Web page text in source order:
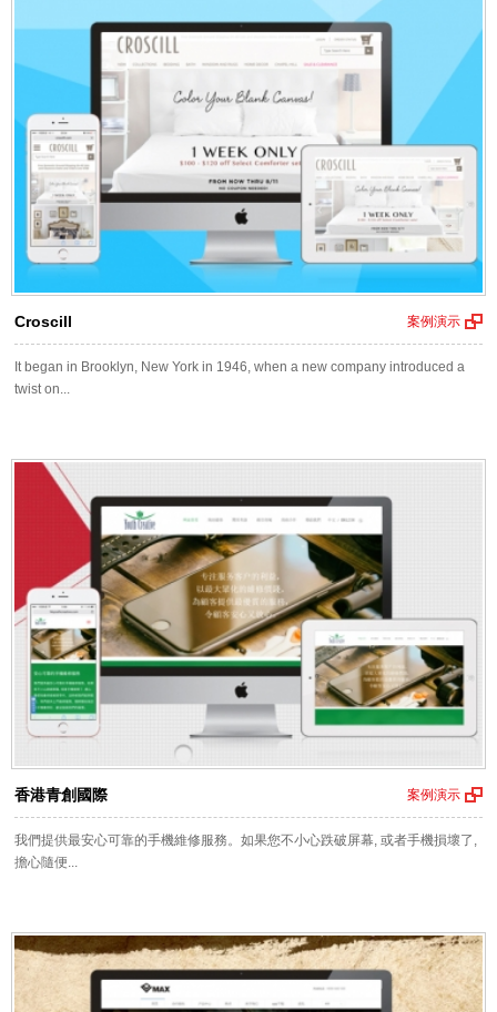
Croscill 案例演示
It began in Brooklyn, New York in 1946, when a new company introduced a
twist on...
香港青創國際 案例演示
我們提供最安心可靠的手機維修服務。如果您不小心跌破屏幕, 或者手機損壞了,
擔心隨便...